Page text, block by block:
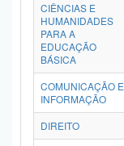
CIÊNCIAS E
HUMANIDADES
PARA A
EDUCAÇÃO
BÁSICA
COMUNICAÇÃO E
INFORMAÇÃO
DIREITO